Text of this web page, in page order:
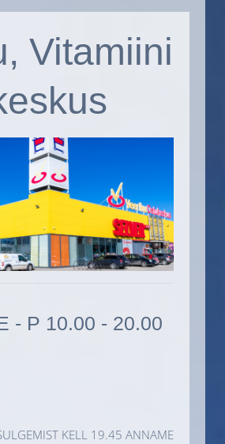
Vitamiini
- P 10.00 - 20.00
KELL 19.45 ANNAME